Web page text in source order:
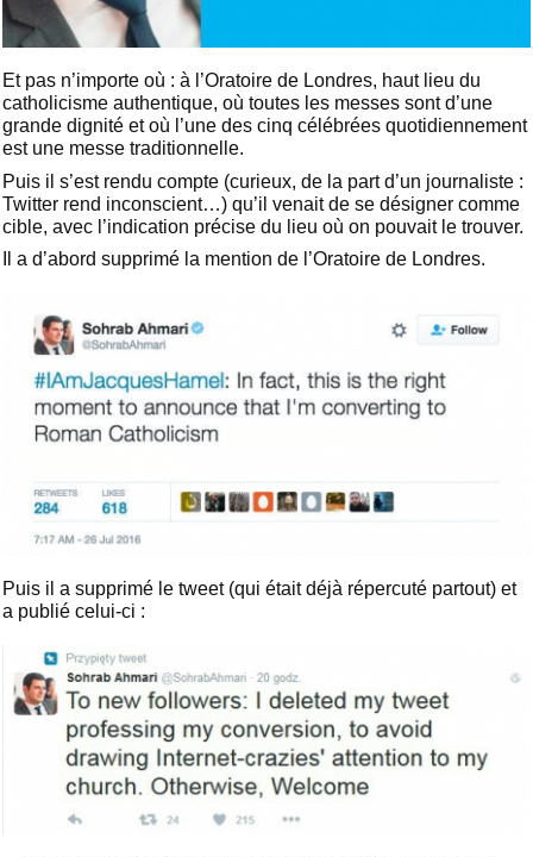
Et pas n’importe où : à l’Oratoire de Londres, haut lieu du
catholicisme authentique, où toutes les messes sont d’une
grande dignité et où l’une des cinq célébrées quotidiennement
est une messe traditionnelle.
Puis il s’est rendu compte (curieux, de la part d’un journaliste :
Twitter rend inconscient…) qu’il venait de se désigner comme
cible, avec l’indication précise du lieu où on pouvait le trouver.
Il a d’abord supprimé la mention de l’Oratoire de Londres.
Puis il a supprimé le tweet (qui était déjà répercuté partout) et
a publié celui-ci :